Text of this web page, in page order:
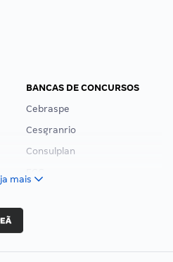
BANCAS DE CONCURSOS
Cebraspe
Cesgranrio
Consulplan
mais